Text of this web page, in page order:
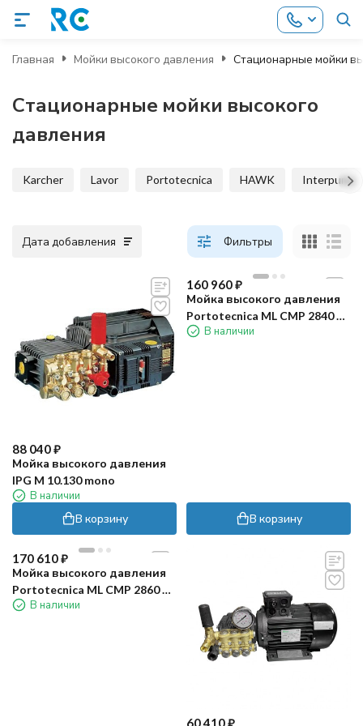
Главная Мойки высокого давления Стационарные мойки
Стационарные мойки высокого
давления
Karcher Lavor Portotecnica HAWK Interpump
Дата добавления Фильтры
88 040₽
Мойка высокого давления
IPG M 10.130 mono
В наличии
В корзину
160 960₽
Мойка высокого давления
Portotecnica ML CMP 2840 T
(на раме)
В наличии
В корзину
170 610₽
Мойка высокого давления
Portotecnica ML CMP 2860 T
(на раме)
В наличии
60 410₽